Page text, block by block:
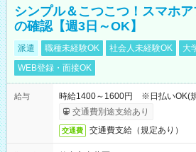
シンプル＆こつこつ！スマホ
の確認【週3日～OK】
派遣 職種未経験OK 社会人未経験OK 大
WEB登録・面接OK
給与
時給1400～1600円 ※日払いOK(
交通費別途支給あり
交通費 交通費支給（規定あり）